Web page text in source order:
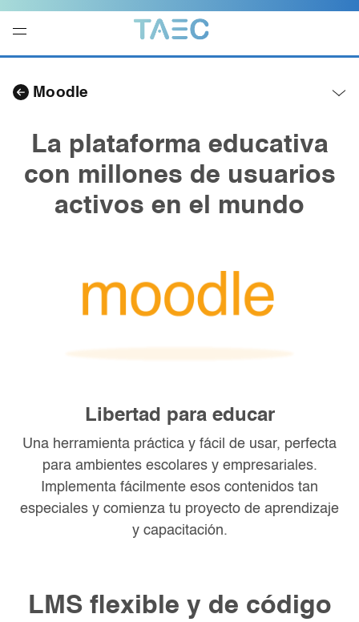
Moodle
local
La plataforma educativa
con millones de usuarios
activos en el mundo
Libertad para educar
Una herramienta práctica y fácil de usar, perfecta
para ambientes escolares y empresariales.
Implementa fácilmente esos contenidos tan
especiales y comienza tu proyecto de aprendizaje
y capacitación.
LMS flexible y de código